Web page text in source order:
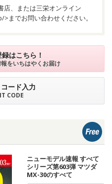
店、または三栄オンライン
>までお問い合わせください。
はこちら！
をいちはやくお届け
ード入力
CODE
ニューモデル速報 すべて
シリーズ第603弾 マツダ
MX-30のすべて